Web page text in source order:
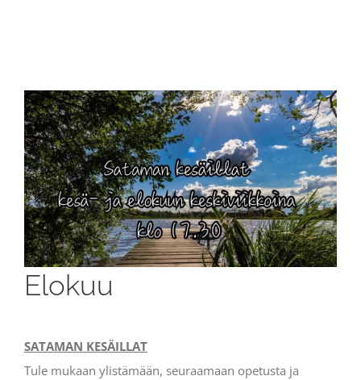
Elokuu
SATAMAN KESÄILLAT
Tule mukaan ylistämään, seuraamaan opetusta ja